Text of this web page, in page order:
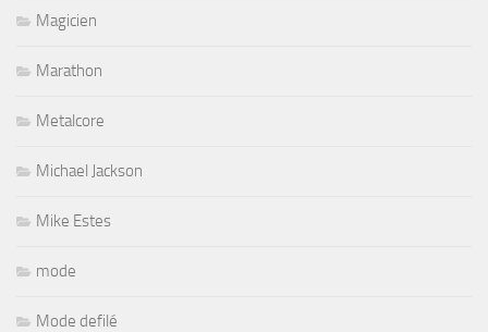
Magicien
Marathon
Metalcore
Michael Jackson
Mike Estes
mode
Mode defilé